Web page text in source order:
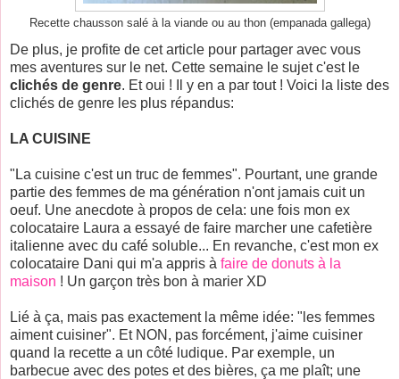
Recette chausson salé à la viande ou au thon (empanada gallega)
De plus, je profite de cet article pour partager avec vous
mes aventures sur le net. Cette semaine le sujet c'est le
clichés de genre. Et oui ! Il y en a par tout ! Voici la liste des
clichés de genre les plus répandus:
LA CUISINE
"La cuisine c'est un truc de femmes". Pourtant, une grande
partie des femmes de ma génération n'ont jamais cuit un
oeuf. Une anecdote à propos de cela: une fois mon ex
colocataire Laura a essayé de faire marcher une cafetière
italienne avec du café soluble... En revanche, c'est mon ex
colocataire Dani qui m'a appris à faire de donuts à la
maison ! Un garçon très bon à marier XD
Lié à ça, mais pas exactement la même idée: "les femmes
aiment cuisiner". Et NON, pas forcément, j'aime cuisiner
quand la recette a un côté ludique. Par exemple, un
barbecue avec des potes et des bières, ça me plaît; une